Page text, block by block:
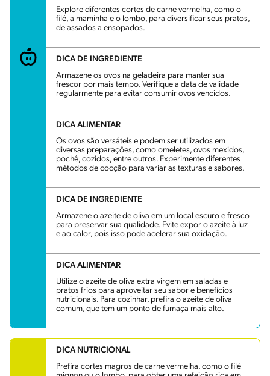
Explore diferentes cortes de carne vermelha, como o
filé, a maminha e o lombo, para diversificar seus pratos,
de assados a ensopados.
DICA DE INGREDIENTE
Armazene os ovos na geladeira para manter sua
frescor por mais tempo. Verifique a data de validade
regularmente para evitar consumir ovos vencidos.
DICA ALIMENTAR
Os ovos são versáteis e podem ser utilizados em
diversas preparações, como omeletes, ovos mexidos,
pochê, cozidos, entre outros. Experimente diferentes
métodos de cocção para variar as texturas e sabores.
DICA DE INGREDIENTE
Armazene o azeite de oliva em um local escuro e fresco
para preservar sua qualidade. Evite expor o azeite à luz
e ao calor, pois isso pode acelerar sua oxidação.
DICA ALIMENTAR
Utilize o azeite de oliva extra virgem em saladas e
pratos frios para aproveitar seu sabor e benefícios
nutricionais. Para cozinhar, prefira o azeite de oliva
comum, que tem um ponto de fumaça mais alto.
DICA NUTRICIONAL
Prefira cortes magros de carne vermelha, como o filé